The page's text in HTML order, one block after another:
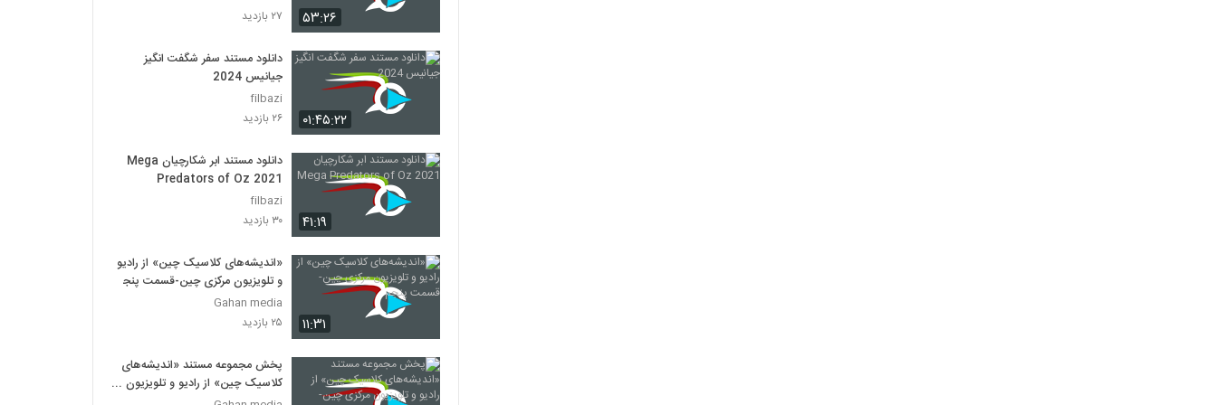
۵۳:۲۶
۲۷ بازدید
۰۱:۴۵:۲۲
دانلود مستند سفر شگفت انگیز
جیانیس 2024
filbazi
۲۶ بازدید
۴۱:۱۹
دانلود مستند ابر شکارچیان Mega
Predators of Oz 2021
filbazi
۳۰ بازدید
۱۱:۳۱
«اندیشه‌های کلاسیک چین» از رادیو
و تلویزیون مرکزی چین-قسمت پنجم
Gahan media
۲۵ بازدید
پخش مجموعه مستند «اندیشه‌های
کلاسیک چین» از رادیو و تلویزیون